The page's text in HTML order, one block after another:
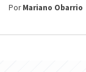
PorMariano Obarrio